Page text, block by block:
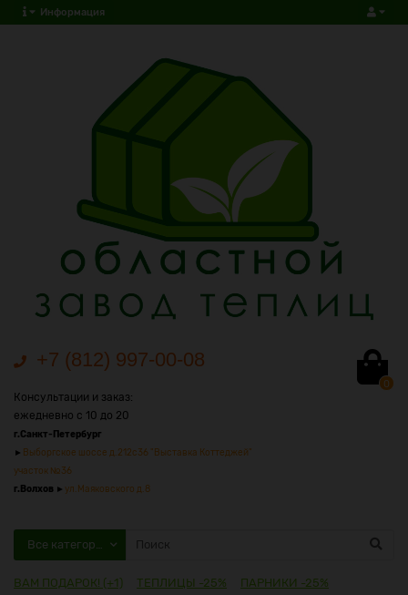
Информация
+7 (812) 997-00-08
Консультации и заказ:
ежедневно с 10 до 20
г.Санкт-Петербург
► Выборгское шоссе д.212с36 "Выставка Коттеджей"
участок №36
г.Волхов ► ул.Маяковского д.8
0
Все категории
ВАМ ПОДАРОК! (+1) ТЕПЛИЦЫ -25%
ПАРНИКИ -25%